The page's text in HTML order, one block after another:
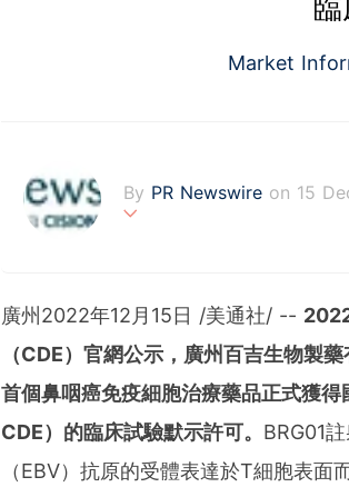
Market
By PR Newswire on 15
marketers, corporate
verage to engage key
stribution industry since
t across traditional,
d's largest multi-channel
comprehensive workflow
ies of organizations
ds of clients from offices
廣州 2022年12月15日 /美通社/ --
（CDE）官網公示，廣州百吉生物製
首個鼻咽癌免疫細胞治療藥品正式獲得
CDE）的臨床試驗默示許可。 BRG01
（EBV）抗原的受體表達於T細胞表